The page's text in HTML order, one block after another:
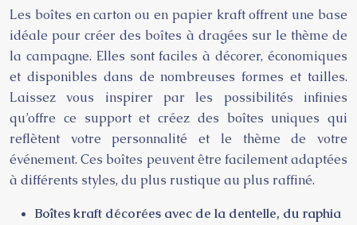
Les boîtes en carton ou en papier kraft offrent une base
idéale pour créer des boîtes à dragées sur le thème de
la campagne. Elles sont faciles à décorer, économiques
et disponibles dans de nombreuses formes et tailles.
Laissez vous inspirer par les possibilités infinies
qu’offre ce support et créez des boîtes uniques qui
reflètent votre personnalité et le thème de votre
événement. Ces boîtes peuvent être facilement adaptées
à différents styles, du plus rustique au plus raffiné.
Boîtes kraft décorées avec de la dentelle, du raphia